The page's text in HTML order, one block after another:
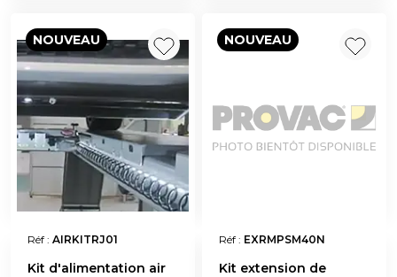
NOUVEAU
Réf : AIRKITRJ01
Kit d'alimentation air
NOUVEAU
Réf : EXRMPSM40N
Kit extension de